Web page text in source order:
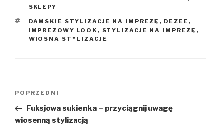
SKLEPY
TAGI
DAMSKIE STYLIZACJE NA IMPREZĘ , DEZEE ,
IMPREZOWY LOOK , STYLIZACJE NA IMPREZĘ ,
WIOSNA STYLIZACJE
Poprzedni
wpis
POPRZEDNI
Fuksjowa sukienka – przyciągnij uwagę
wiosenną stylizacją